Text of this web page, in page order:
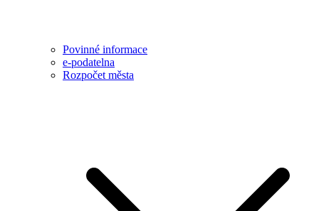
Povinné informace
e-podatelna
Rozpočet města